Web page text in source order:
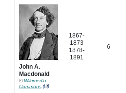
John A.
Macdonald
© Wikimedia
Commons
1867-
1873
1878-
1891
6